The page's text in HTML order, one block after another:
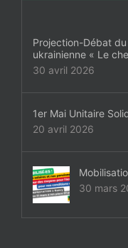
Projection-Débat
ukrainienne « Le
30 avril 2026
1er Mai Unitaire
20 avril 2026
30 mars